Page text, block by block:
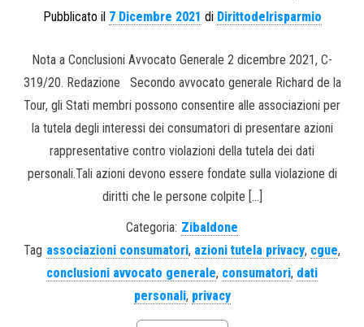
Pubblicato il 7 Dicembre 2021 di Dirittodelrisparmio
Nota a Conclusioni Avvocato Generale 2 dicembre 2021, C-
319/20. Redazione Secondo avvocato generale Richard de la
Tour, gli Stati membri possono consentire alle associazioni per
la tutela degli interessi dei consumatori di presentare azioni
rappresentative contro violazioni della tutela dei dati
personali.Tali azioni devono essere fondate sulla violazione di
diritti che le persone colpite […]
Categoria: Zibaldone
Tag associazioni consumatori, azioni tutela privacy, cgue,
conclusioni avvocato generale, consumatori, dati
personali, privacy